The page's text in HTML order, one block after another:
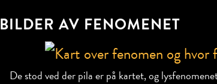
BILDER AV FENOMENET
De stod ved der pila er på kartet, og